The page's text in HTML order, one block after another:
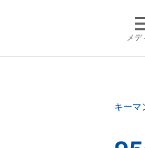
メデ
キーマ